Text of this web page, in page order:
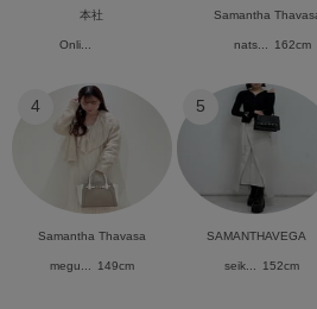
本社
Onli...
Samantha
nats... 162cm
4
Samantha Thavasa
megu... 149cm
5
SAMANTHAVEGA
seik... 152cm